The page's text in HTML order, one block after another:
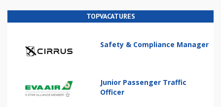
TOPVACATURES
Safety & Compliance Manager
Junior Passenger Traffic
Officer